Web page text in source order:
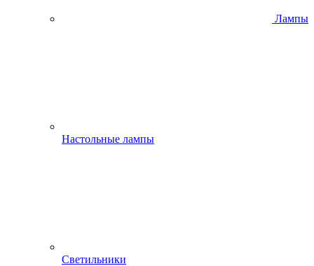
Лампы
Настольные лампы
Светильники